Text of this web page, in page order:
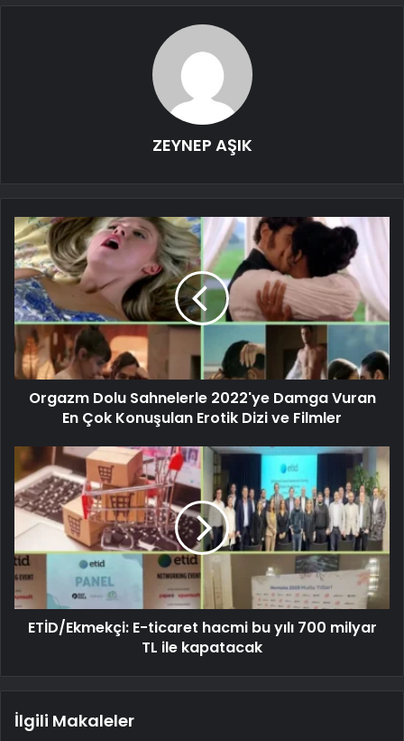
ZEYNEP AŞIK
Orgazm Dolu Sahnelerle 2022'ye Damga Vuran
En Çok Konuşulan Erotik Dizi ve Filmler
ETİD/Ekmekçi: E-ticaret hacmi bu yılı 700 milyar
TL ile kapatacak
İlgili Makaleler